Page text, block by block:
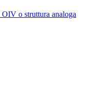
o struttura analoga